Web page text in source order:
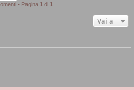
• Pagina 1 di 1
Vai a